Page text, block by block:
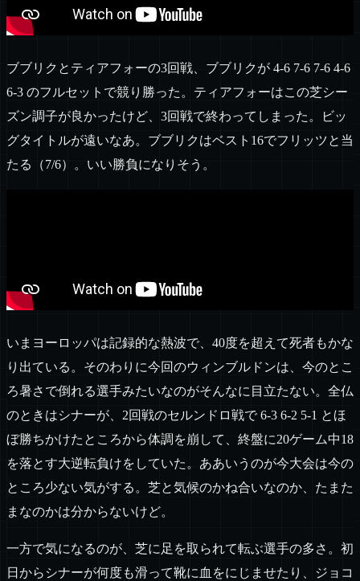
ブブリクとティアフォーの3回戦、ブブリクが 4-6 7-6 7-6 4-6
6-3 のフルセットで競り勝った。ティアフォーはこの芝シー
ズン調子が良かったけど、3回戦で終わってしまった。ビッ
グタイトルが遠いなあ。ブブリクはベスト16でフリッツと当
たる（7/6）。いい勝負になりそう。
いまヨーロッパは記録的な熱波で、40度を超えて死者もかな
り出ている。そのわりに今回のウィンブルドンは、今のとこ
ろ暑さで倒れる選手みたいなのがそんなに目立たない。全仏
のときはシナーが、2回戦のセルンドロ戦で 6-3 6-2 5-1 とほ
ぼ勝ちかけたところから体調を崩して、終盤に20ゲーム中18
を落とす大逆転負けをしていた。ああいうのが今大会は今の
ところ少ない気がする。芝と気候のかね合いなのか、たまた
まなのかは分からないけど。
一方で気になるのが、芝に足を取られて転ぶ選手の多さ。初
日からシナーが何度も滑って靴に血をにじませたり、ジョコ